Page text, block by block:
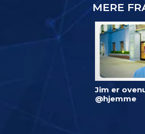
MERE
Jim er
@hjemme